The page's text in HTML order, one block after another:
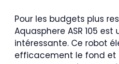
Pour les budgets plus
Aquasphere ASR 105 est
intéressante. Ce robot
efficacement le fond et